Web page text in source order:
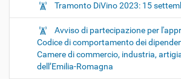
Tramonto DiVino 2023: 15
Avviso di partecipazione per
Codice di comportamento dei
Camere di commercio, industria,
dell’Emilia-Romagna